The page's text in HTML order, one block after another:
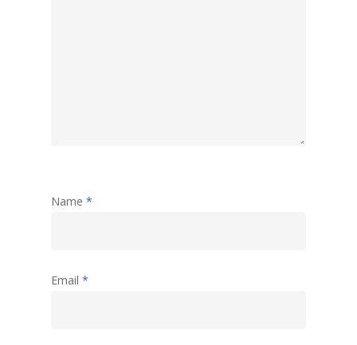
Name *
Email *